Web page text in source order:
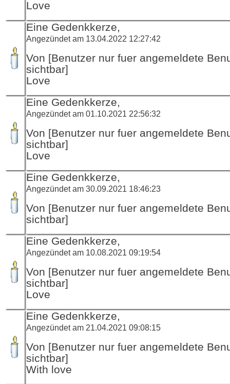
Love
Eine Gedenkkerze,
Angezündet am 13.04.2022 12:27:42
Von [Benutzer nur fuer angemeldete
sichtbar]
Love
Eine Gedenkkerze,
Angezündet am 01.10.2021 22:56:32
Von [Benutzer nur fuer angemeldete
sichtbar]
Love
Eine Gedenkkerze,
Angezündet am 30.09.2021 18:46:23
Von [Benutzer nur fuer angemeldete
sichtbar]
Eine Gedenkkerze,
Angezündet am 10.08.2021 09:19:54
Von [Benutzer nur fuer angemeldete
sichtbar]
Love
Eine Gedenkkerze,
Angezündet am 21.04.2021 09:08:15
Von [Benutzer nur fuer angemeldete
sichtbar]
With love